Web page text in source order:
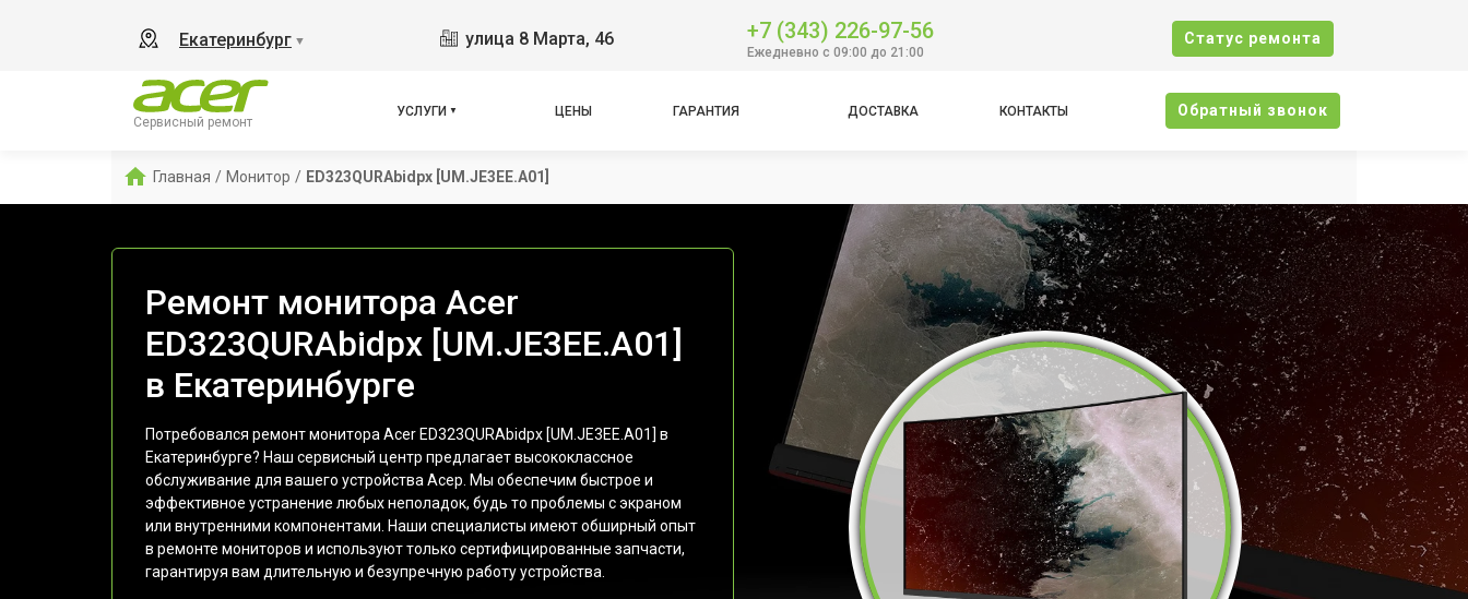
Екатеринбург ▼ улица 8 Марта, 46 +7 (343) 226-97-56
Ежедневно с 09:00 до 21:00
Cтатус ремонта
Сервисный ремонт
УСЛУГИ ЦЕНЫ ГАРАНТИЯ ДОСТАВКА КОНТАКТЫ Oбратный звонок
Главная / Монитор / ED323QURAbidpx [UM.JE3EE.A01]
Ремонт монитора Acer
ED323QURAbidpx [UM.JE3EE.A01]
в Екатеринбурге
Потребовался ремонт монитора Acer ED323QURAbidpx [UM.JE3EE.A01] в
Екатеринбурге? Наш сервисный центр предлагает высококлассное
обслуживание для вашего устройства Асер. Мы обеспечим быстрое и
эффективное устранение любых неполадок, будь то проблемы с экраном
или внутренними компонентами. Наши специалисты имеют обширный опыт
в ремонте мониторов и используют только сертифицированные запчасти,
гарантируя вам длительную и безупречную работу устройства.